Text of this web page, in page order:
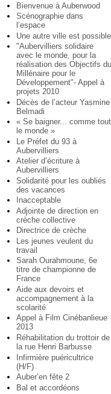
Bienvenue à Auberwood
Scénographie dans
l’espace
Une autre ville est possible
"Aubervilliers solidaire
avec le monde, pour la
réalisation des Objectifs du
Millénaire pour le
Développement"- Appel à
projets 2010
Décès de l’acteur Yasmine
Belmadi
« Se baigner... comme tout
le monde »
Le Préfet du 93 à
Aubervilliers
Atelier d’écriture à
Aubervilliers
Solidarité pour les oubliés
des vacances
Inacceptable
Adjointe de direction en
crèche collective
Directrice de crèche
Les jeunes veulent du
travail
Sarah Ourahmoune, 6e
titre de championne de
France
Aide aux devoirs et
accompagnement à la
scolarité
Appel à Film Cinébanlieue
2013
Réhabilitation du trottoir de
la rue Henri Barbusse
Infirmière puéricultrice
(H/F)
Auber’en fête 2
Bal et accordéons